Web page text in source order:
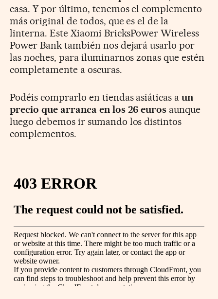
casa. Y por último, tenemos el complemento
más original de todos, que es el de la
linterna. Este Xiaomi BricksPower Wireless
Power Bank también nos dejará usarlo por
las noches, para iluminarnos zonas que estén
completamente a oscuras.
Podéis comprarlo en tiendas asiáticas aun
precio que arranca en los 26 euros aunque
luego debemos ir sumando los distintos
complementos.